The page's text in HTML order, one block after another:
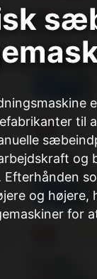
til
og
og højere,
for